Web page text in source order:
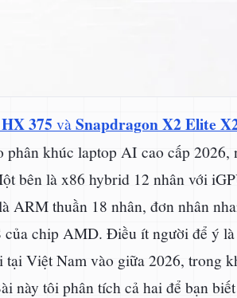
375 vàSnapdragon X2 Elite
phân khúc laptop AI cao cấp
bên là x86 hybrid 12 nhân với
ARM thuần 18 nhân, đơn nhân
của chip AMD. Điều ít người để ý
tại Việt Nam vào giữa 2026, trong
này tôi phân tích cả hai để bạn